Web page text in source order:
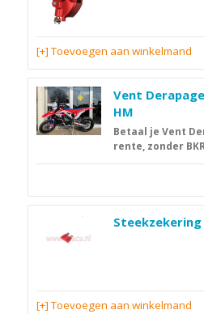
[+] Toevoegen aan winkelmand
Vent
HM
Betaal je Vent
rente, zonder
Steekzekering
[+] Toevoegen aan winkelmand